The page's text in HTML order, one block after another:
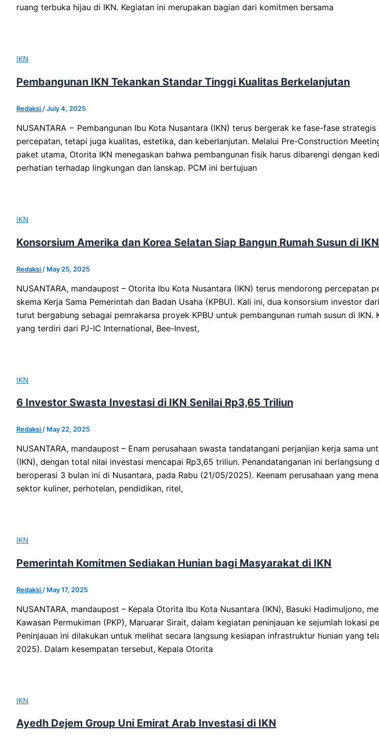
ruang terbuka hijau di IKN. Kegiatan ini merupakan bagian dari komitmen bersama
IKN
Pembangunan IKN Tekankan Standar Tinggi Kualitas Berkelanjutan
Redaksi /July 4, 2025
NUSANTARA − Pembangunan Ibu Kota Nusantara (IKN) terus bergerak ke fase-fase
percepatan, tetapi juga kualitas, estetika, dan keberlanjutan. Melalui Pre-Construction
paket utama, Otorita IKN menegaskan bahwa pembangunan fisik harus dibarengi dengan
perhatian terhadap lingkungan dan lanskap. PCM ini bertujuan
IKN
Konsorsium Amerika dan Korea Selatan Siap Bangun Rumah Susun di IKN
Redaksi / May 25, 2025
NUSANTARA, mandaupost – Otorita Ibu Kota Nusantara (IKN) terus mendorong percepatan
skema Kerja Sama Pemerintah dan Badan Usaha (KPBU). Kali ini, dua konsorsium investor
turut bergabung sebagai pemrakarsa proyek KPBU untuk pembangunan rumah susun di IKN.
yang terdiri dari PJ-IC International, Bee-Invest,
IKN
6 Investor Swasta Investasi di IKN Senilai Rp3,65 Triliun
Redaksi/ May 22, 2025
NUSANTARA, mandaupost – Enam perusahaan swasta tandatangani perjanjian kerja sama
(IKN), dengan total nilai investasi mencapai Rp3,65 triliun. Penandatanganan ini berlangsung
beroperasi 3 bulan ini di Nusantara, pada Rabu (21/05/2025). Keenam perusahaan yang
sektor kuliner, perhotelan, pendidikan, ritel,
IKN
Pemerintah Komitmen Sediakan Hunian bagi Masyarakat di IKN
Redaksi / May 17, 2025
NUSANTARA, mandaupost – Kepala Otorita Ibu Kota Nusantara (IKN), Basuki Hadimuljono,
Kawasan Permukiman (PKP), Maruarar Sirait, dalam kegiatan peninjauan ke sejumlah lokasi
Peninjauan ini dilakukan untuk melihat secara langsung kesiapan infrastruktur hunian yang
2025). Dalam kesempatan tersebut, Kepala Otorita
IKN
Ayedh Dejem Group Uni Emirat Arab Investasi di IKN